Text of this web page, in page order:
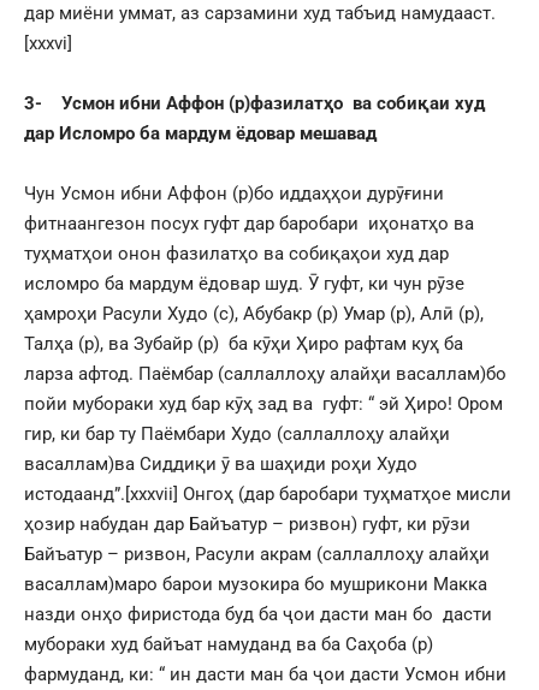
дар миёни уммат, аз сарзамини худ табъид намудааст.
[xxxvi]
3- Усмон ибни Аффон (р)фазилатҳо ва собиқаи худ
дар Исломро ба мардум ёдовар мешавад
Чун Усмон ибни Аффон (р)бо иддаҳҳои дурӯғини
фитнаангезон посух гуфт дар баробари иҳонатҳо ва
туҳматҳои онон фазилатҳо ва собиқаҳои худ дар
исломро ба мардум ёдовар шуд. Ӯ гуфт, ки чун рӯзе
ҳамроҳи Расули Худо (с), Абубакр (р) Умар (р), Алӣ (р),
Талҳа (р), ва Зубайр (р) ба кӯҳи Ҳиро рафтам куҳ ба
ларза афтод. Паёмбар (саллаллоҳу алайҳи васаллам)бо
пойи мубораки худ бар кӯҳ зад ва гуфт: “ эй Ҳиро! Ором
гир, ки бар ту Паёмбари Худо (саллаллоҳу алайҳи
васаллам)ва Сиддиқи ӯ ва шаҳиди роҳи Худо
истодаанд”.[xxxvii] Онгоҳ (дар баробари туҳматҳое мисли
ҳозир набудан дар Байъатур – ризвон) гуфт, ки рӯзи
Байъатур – ризвон, Расули акрам (саллаллоҳу алайҳи
васаллам)маро барои музокира бо мушрикони Макка
назди онҳо фиристода буд ба ҷои дасти ман бо дасти
мубораки худ байъат намуданд ва ба Саҳоба (р)
фармуданд, ки: “ ин дасти ман ба ҷои дасти Усмон ибни